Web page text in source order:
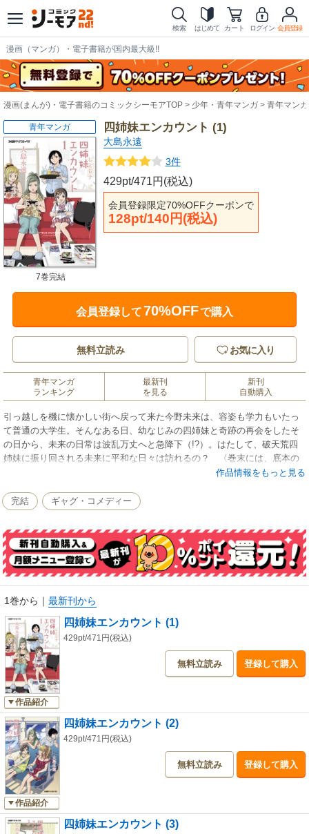
検索 はじめて カート ログイン 会員登録
漫画（マンガ）・電子書籍が国内最大級!!
漫画(まんが)・電子書籍のコミックシーモアTOP 少年・青年マンガ 青年マンガ
四姉妹エンカウント (1)
大島永遠
3件
429pt/471円(税込)
会員登録限定70%OFFクーポンで
128pt/140円(税込)
青年マンガ
7巻完結
会員登録して70%OFFで購入
無料立読み お気に入り
青年マンガ
ランキング
最新刊
を見る
新刊
自動購入
引っ越しを機に懐かしい街へ戻って来た今野未来は、容姿も学力もいたっ
て普通の大学生。そんなある日、幼なじみの四姉妹と奇跡の再会をしたそ
の日から、未来の日常は波乱万丈へと急降下（!?）。はたして、破天荒四
姉妹に振り回される未来に平和な日々は訪れるの？ 〈巻末には、底本の
カバーや表紙などに掲載されていたイラスト、漫画を「電子版オマケ」と
作品情報をもっと見る
完結 ギャグ・コメディー
1巻から ｜ 最新刊から
作品紹介
四姉妹エンカウント (1)
429pt/471円(税込)
無料立読み 登録して購入
作品紹介
四姉妹エンカウント (2)
429pt/471円(税込)
無料立読み 登録して購入
四姉妹エンカウント (3)